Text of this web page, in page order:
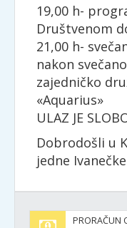
19,00 h-
Društvenom
21,00 h-
nakon
zajedničko
«Aquarius»
ULAZ JE
Dobrodošli u
jedne
PRORAČUN